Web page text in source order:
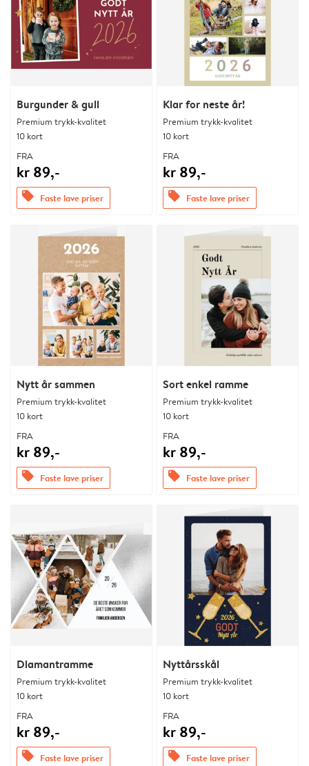
Burgunder & gull
Premium trykk-kvalitet
10 kort
FRA
kr 89,-
offers Faste lave priser
Klar for neste år!
Premium trykk-kvalitet
10 kort
FRA
kr 89,-
offers Faste lave priser
Nytt år sammen
Premium trykk-kvalitet
10 kort
FRA
kr 89,-
offers Faste lave priser
Sort enkel ramme
Premium trykk-kvalitet
10 kort
FRA
kr 89,-
offers Faste lave priser
Diamantramme
Premium trykk-kvalitet
10 kort
FRA
kr 89,-
offers Faste lave priser
Nyttårsskål
Premium trykk-kvalitet
10 kort
FRA
kr 89,-
offers Faste lave priser